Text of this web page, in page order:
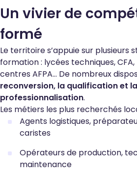
Un vivier de
formé
Le territoire s’appuie sur plusieurs
formation : lycées techniques, CFA,
centres AFPA… De nombreux
reconversion, la qualification et la
professionnalisation.
Les métiers les plus recherchés
Agents logistiques,
caristes
Opérateurs de production,
maintenance